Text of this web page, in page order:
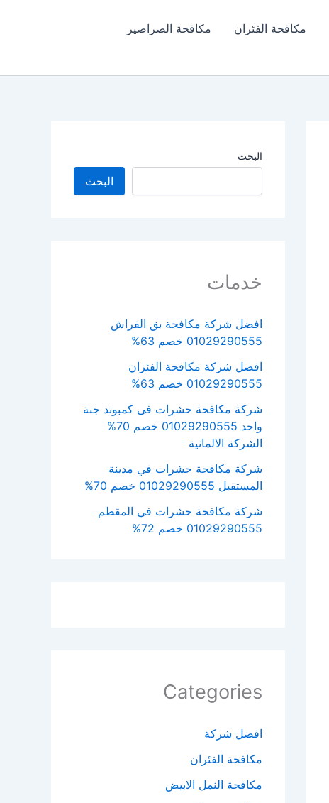
مكافحة الفئران​
مكافحة الصراصير
البحث
البحث
خدمات
افضل شركة مكافحة بق الفراش
01029290555 خصم 63%
افضل شركة مكافحة الفئران
01029290555 خصم 63%
شركة مكافحة حشرات فى كمبوند جنة
واحد 01029290555 خصم 70%
الشركة الالمانية
شركة مكافحة حشرات في مدينة
المستقبل 01029290555 خصم 70%
شركة مكافحة حشرات في المقطم
01029290555 خصم 72%
Categories
افضل شركة
مكافحة الفئران​
مكافحة النمل الابيض​